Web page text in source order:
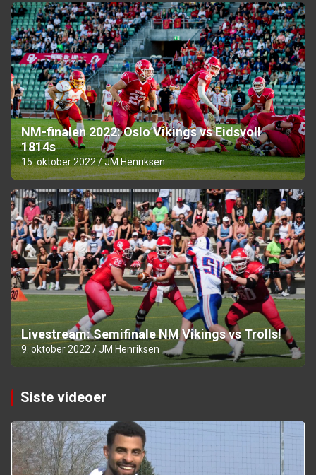
NM-finalen 2022: Oslo Vikings vs Eidsvoll
1814s
15. oktober 2022 JM Henriksen
Livestream: Semifinale NM Vikings vs Trolls!
9. oktober 2022 JM Henriksen
Siste videoer